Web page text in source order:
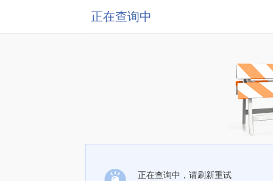
正在查询中
正在查询中，请刷新重试